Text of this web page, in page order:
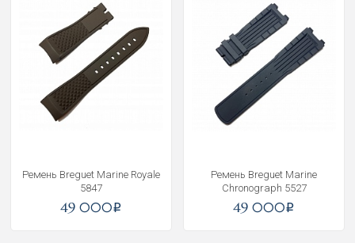
Ремень Breguet Marine Royale
5847
49 000i
Ремень Breguet Marine
Chronograph 5527
49 000i